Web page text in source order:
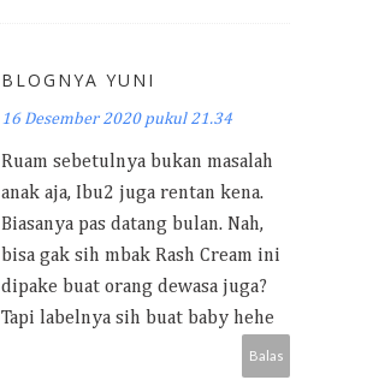
BLOGNYA YUNI
16 Desember 2020 pukul 21.34
Ruam sebetulnya bukan masalah
anak aja, Ibu2 juga rentan kena.
Biasanya pas datang bulan. Nah,
bisa gak sih mbak Rash Cream ini
dipake buat orang dewasa juga?
Tapi labelnya sih buat baby hehe
Balas